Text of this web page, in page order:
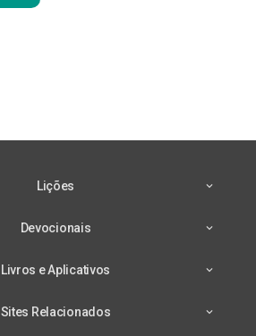
Lições
Devocionais
Livros e Aplicativos
Sites Relacionados